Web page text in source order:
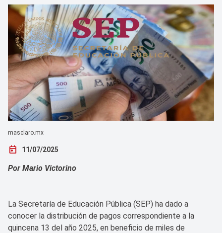
masclaro.mx
today 11/07/2025
Por Mario Victorino
La Secretaría de Educación Pública (SEP) ha dado a
conocer la distribución de pagos correspondiente a la
quincena 13 del año 2025, en beneficio de miles de